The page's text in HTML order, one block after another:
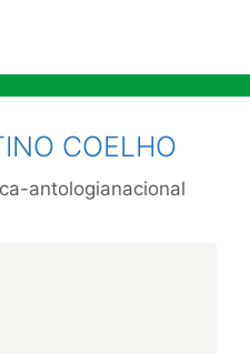
COELHO
antologianacional